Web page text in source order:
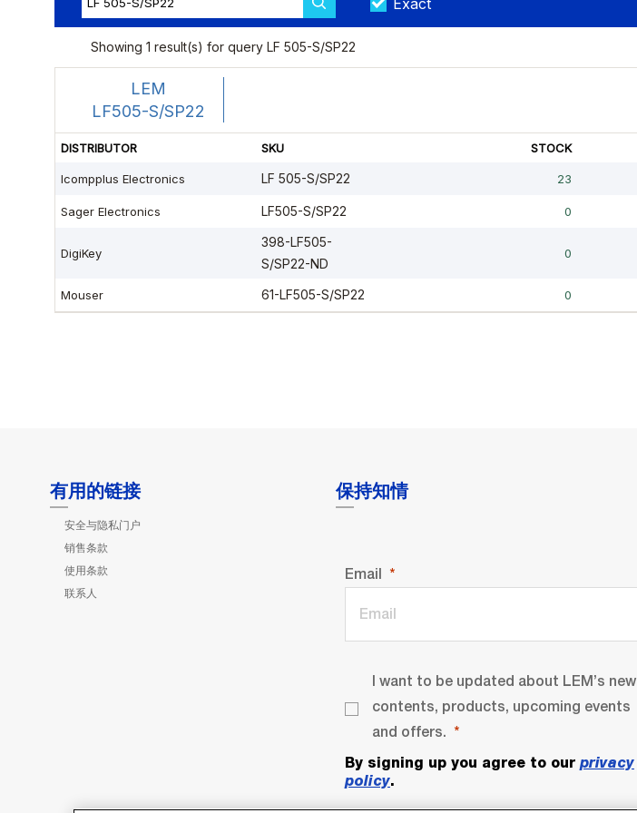
有用的链接
安全与隐私门户
销售条款
使用条款
联系人
保持知情
Email
I want to be updated about LEM’s new
contents, products, upcoming events
and offers.
By signing up you agree to our privacy
policy.